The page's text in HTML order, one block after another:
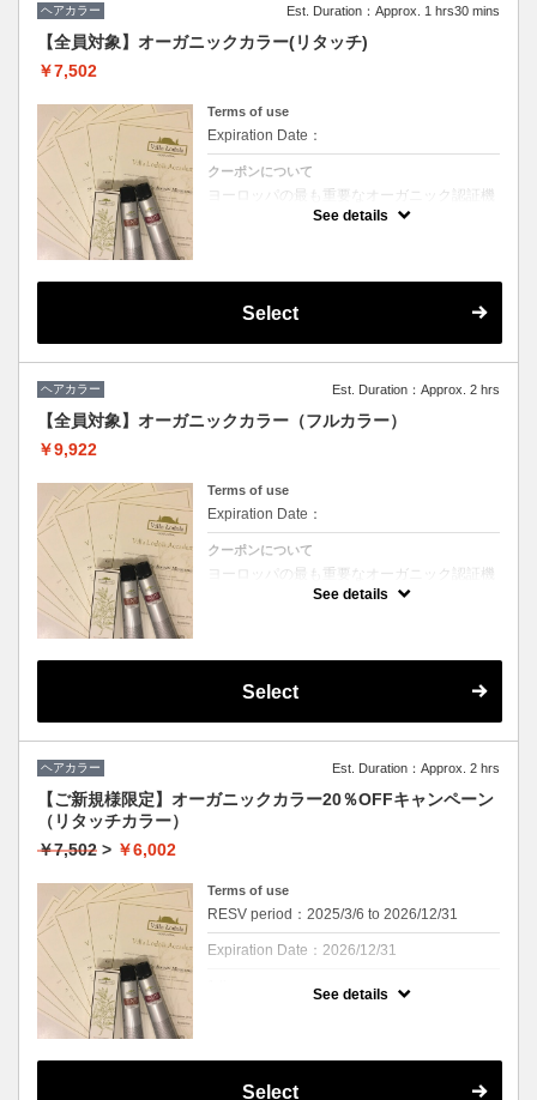
※シャンプーをご希望の場合はオプション選
択でシャンプー(＋3,751円)をお選びくださ
い。
ヘアカラー Est. Duration：Approx. 1 hrs30 mins
【全員対象】オーガニックカラー(リタッチ)
￥7,502
Terms of use
Expiration Date：
クーポンについて
ヨーロッパの最も重要なオーガニック認証機
関「ICEA」認定、天然由来成分92％のカラ
おり、確かな知識で頭皮やお髪に対するケ
ア、アドバイスをさせていただきます。
だけます。
(ブロー仕上げの場合、別途頂戴いたします)
See details
Select
ヘアカラー Est. Duration：Approx. 2 hrs
【全員対象】オーガニックカラー（フルカラー）
￥9,922
Terms of use
Expiration Date：
クーポンについて
ヨーロッパの最も重要なオーガニック認証機
関「ICEA」認定、天然由来成分92％のカラ
おり、確かな知識で頭皮やお髪に対するケ
ア、アドバイスをさせていただきます。 ※ハ
します)
See details
Select
ヘアカラー Est. Duration：Approx. 2 hrs
【ご新規様限定】オーガニックカラー20％OFFキャンペーン
（リタッチカラー）
￥7,502 > ￥6,002
Terms of use
RESV period：2025/3/6 to 2026/12/31
Expiration Date：2026/12/31
See details
Select